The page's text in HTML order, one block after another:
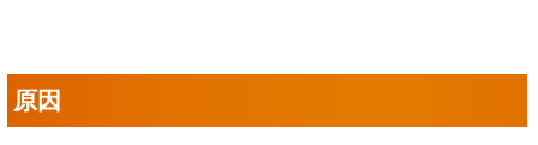
お身体にかかる負担を優しく減らせば、日常生活のつらさは